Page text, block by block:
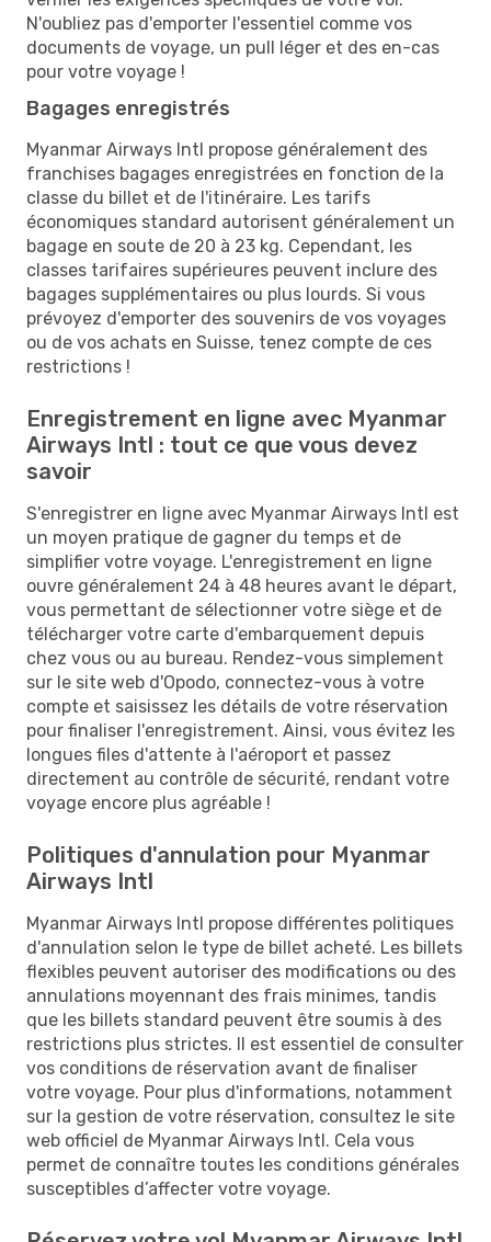
N'oubliez pas d'emporter l'essentiel comme vos
documents de voyage, un pull léger et des en-cas
pour votre voyage !
Bagages enregistrés
Myanmar Airways Intl propose généralement des
franchises bagages enregistrées en fonction de la
classe du billet et de l'itinéraire. Les tarifs
économiques standard autorisent généralement un
bagage en soute de 20 à 23 kg. Cependant, les
classes tarifaires supérieures peuvent inclure des
bagages supplémentaires ou plus lourds. Si vous
prévoyez d'emporter des souvenirs de vos voyages
ou de vos achats en Suisse, tenez compte de ces
restrictions !
Enregistrement en ligne avec Myanmar
Airways Intl : tout ce que vous devez
savoir
S'enregistrer en ligne avec Myanmar Airways Intl est
un moyen pratique de gagner du temps et de
simplifier votre voyage. L'enregistrement en ligne
ouvre généralement 24 à 48 heures avant le départ,
vous permettant de sélectionner votre siège et de
télécharger votre carte d'embarquement depuis
chez vous ou au bureau. Rendez-vous simplement
sur le site web d'Opodo, connectez-vous à votre
compte et saisissez les détails de votre réservation
pour finaliser l'enregistrement. Ainsi, vous évitez les
longues files d'attente à l'aéroport et passez
directement au contrôle de sécurité, rendant votre
voyage encore plus agréable !
Politiques d'annulation pour Myanmar
Airways Intl
Myanmar Airways Intl propose différentes politiques
d'annulation selon le type de billet acheté. Les billets
flexibles peuvent autoriser des modifications ou des
annulations moyennant des frais minimes, tandis
que les billets standard peuvent être soumis à des
restrictions plus strictes. Il est essentiel de consulter
vos conditions de réservation avant de finaliser
votre voyage. Pour plus d'informations, notamment
sur la gestion de votre réservation, consultez le site
web officiel de Myanmar Airways Intl. Cela vous
permet de connaître toutes les conditions générales
susceptibles d’affecter votre voyage.